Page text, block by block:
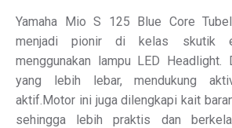
Yamaha Mio S 125 Blue Core
menjadi pionir di kelas skutik
menggunakan lampu LED Headlight.
yang lebih lebar, mendukung
aktif.Motor ini juga dilengkapi kait
sehingga lebih praktis dan